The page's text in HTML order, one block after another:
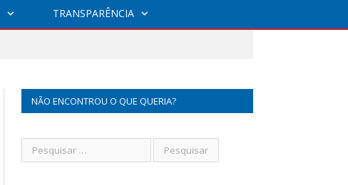
TRANSPARÊNCIA
NÃO ENCONTROU O QUE QUERIA?